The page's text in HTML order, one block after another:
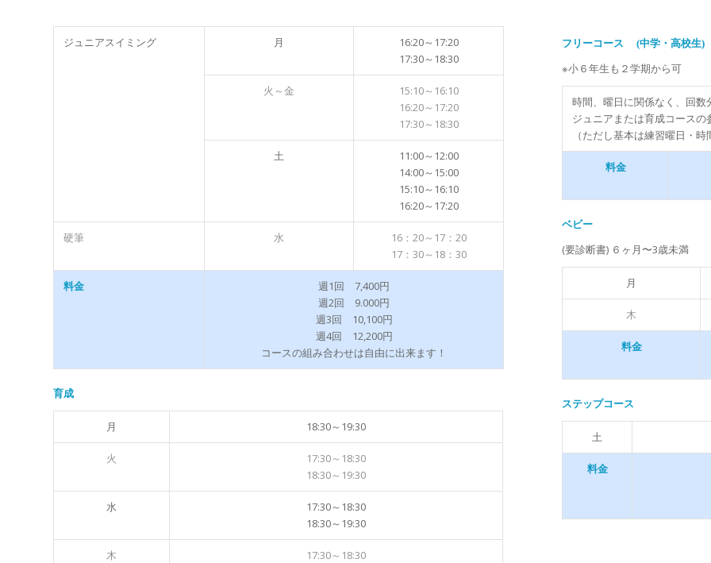
ジュニアスイミング 月
16:20～17:20
17:30～18:30
火～金
15:10～16:10
16:20～17:20
17:30～18:30
土
11:00～12:00
14:00～15:00
15:10～16:10
16:20～17:20
硬筆 水
16：20～17：20
17：30～18：30
料金
週1回 7,400円
週2回 9.000円
週3回 10,100円
週4回 12,200円
コースの組み合わせは自由に出来ます！
育成
月 18:30～19:30
火
17:30～18:30
18:30～19:30
水
17:30～18:30
18:30～19:30
木
17:30～18:30
フリーコース (中学・高校生)
※小６年生も２学期から可
時間、曜日に関係なく、回数
ジュニアまたは育成コースの
（ただし基本は練習曜日・時
料金
ベビー
(要診断書) ６ヶ月〜3歳未満
月
木
料金
ステップコース
土
料金